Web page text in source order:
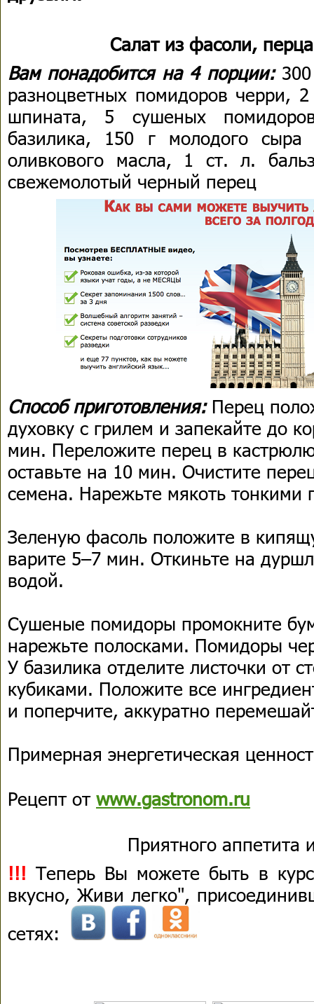
Салат из фасоли,
Вам понадобится на 4 порции:300
разноцветных помидоров черри,
шпината, 5 сушеных
базилика, 150 г молодого
оливкового масла, 1 ст. л.
свежемолотый черный перец
Способ приготовления: Перец
духовку с грилем и запекайте до
мин. Переложите перец в
оставьте на 10 мин. Очистите
семена. Нарежьте мякоть тонкими
Зеленую фасоль положите в
варите 5–7 мин. Откиньте на
водой.
Сушеные помидоры промокните
нарежьте полосками. Помидоры
У базилика отделите листочки от
кубиками. Положите все
и поперчите, аккуратно
Примерная энергетическая
Рецепт от www.gastronom.ru
Приятного аппетита
!!! Теперь Вы можете быть в
вкусно, Живи легко",
сетях: